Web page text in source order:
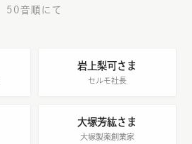
50音順にて
岩上梨可さま
セルモ社長
大塚芳紘さま
大塚製薬創業家